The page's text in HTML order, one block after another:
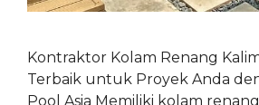
Kontraktor Kolam Renang
Terbaik untuk Proyek Anda
Pool Asia Memiliki kolam